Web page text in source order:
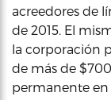
acreedores de
de 2015. El
la corporación
de más de
permanente en